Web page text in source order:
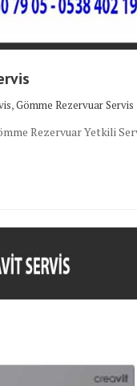
,Gömme Rezervuar Servis
Rezervuar Yetkili